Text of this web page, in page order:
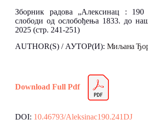
Зборник радова „Алексинац :
слободи од ослобођења 1833. до
2025 (стр. 241-251)
AUTHOR(S) / АУТОР(И): Миљана
Download Full Pdf
DOI: 10.46793/Aleksinac190.241DJ